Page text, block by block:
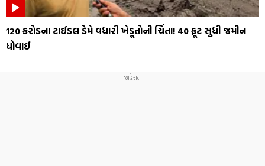
₹120 કરોડના ટાઈડલ ડેમે વધારી ખેડૂતોની ચિંતા! 40 ફૂટ સુધી જમીન
ધોવાઈ